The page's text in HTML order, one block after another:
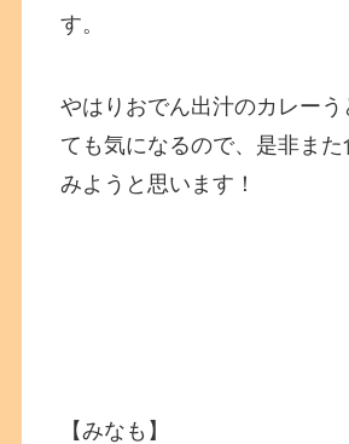
す。
やはりおでん出汁のカレーう
ても気になるので、是非また
みようと思います！
【みなも】